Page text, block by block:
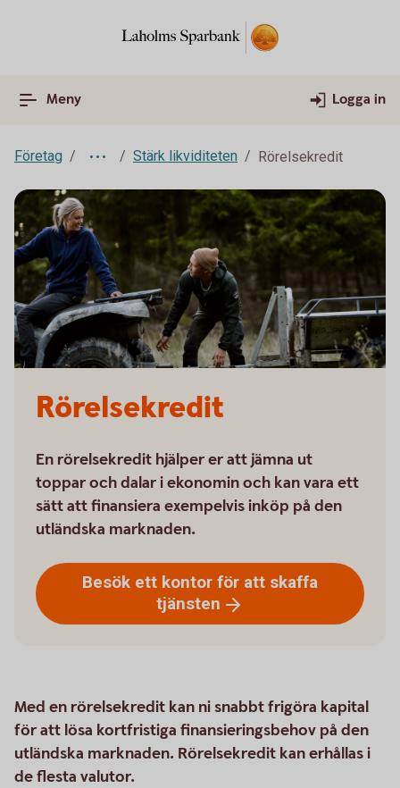
Meny Logga in
Företag Stärk likviditeten Rörelsekredit
Rörelsekredit
En rörelsekredit hjälper er att jämna ut
toppar och dalar i ekonomin och kan vara ett
sätt att finansiera exempelvis inköp på den
utländska marknaden.
Besök ett kontor för att skaffa
tjänsten
Med en rörelsekredit kan ni snabbt frigöra kapital
för att lösa kortfristiga finansieringsbehov på den
utländska marknaden. Rörelsekredit kan erhållas i
de flesta valutor.